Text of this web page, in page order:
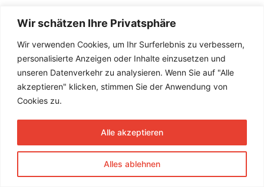
Wir schätzen Ihre Privatsphäre
Wir verwenden Cookies, um Ihr Surferlebnis zu verbessern,
personalisierte Anzeigen oder Inhalte einzusetzen und
unseren Datenverkehr zu analysieren. Wenn Sie auf "Alle
akzeptieren" klicken, stimmen Sie der Anwendung von
Cookies zu.
Alles ablehnen
Alle akzeptieren